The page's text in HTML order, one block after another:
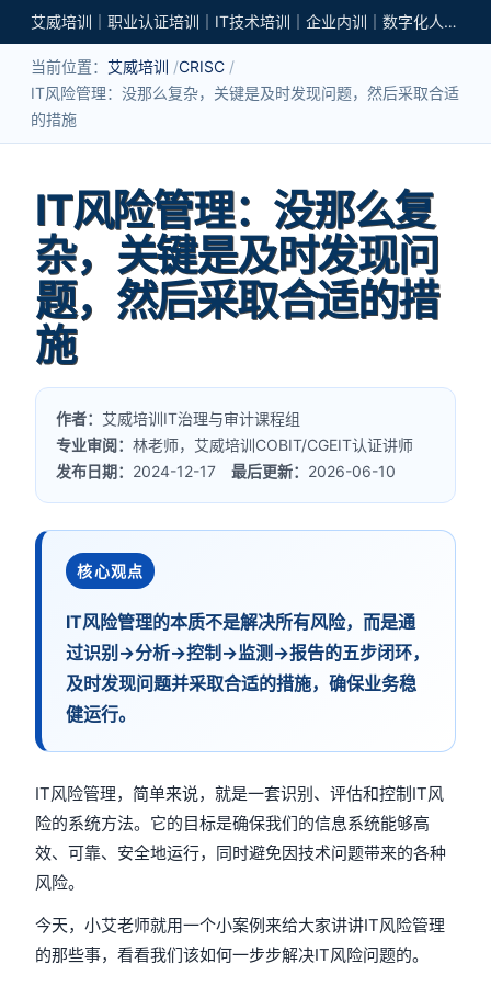
艾威培训｜职业认证培训｜IT技术培训｜企业内训｜数字化人才培养
当前位置： 艾威培训 CRISC
IT风险管理：没那么复杂，关键是及时发现问题，然后采取合适
的措施
IT风险管理：没那么复
杂，关键是及时发现问
题，然后采取合适的措
施
作者： 艾威培训IT治理与审计课程组
专业审阅：林老师，艾威培训COBIT/CGEIT认证讲师
发布日期： 2024-12-17最后更新： 2026-06-10
核心观点
IT风险管理的本质不是解决所有风险，而是通
过识别→分析→控制→监测→报告的五步闭环，
及时发现问题并采取合适的措施，确保业务稳
健运行。
IT风险管理，简单来说，就是一套识别、评估和控制IT风
险的系统方法。它的目标是确保我们的信息系统能够高
效、可靠、安全地运行，同时避免因技术问题带来的各种
风险。
今天，小艾老师就用一个小案例来给大家讲讲IT风险管理
的那些事，看看我们该如何一步步解决IT风险问题的。